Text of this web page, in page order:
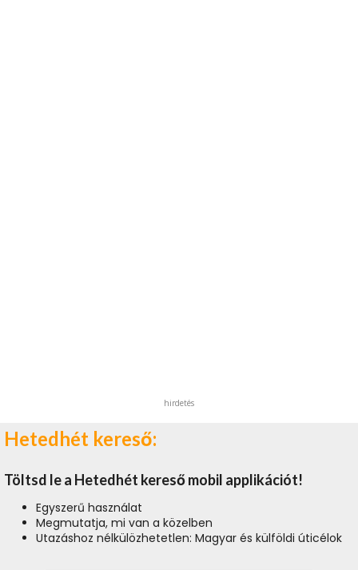
hirdetés
Hetedhét kereső:
Töltsd le a Hetedhét kereső mobil applikációt!
Egyszerű használat
Megmutatja, mi van a közelben
Utazáshoz nélkülözhetetlen: Magyar és külföldi úticélok